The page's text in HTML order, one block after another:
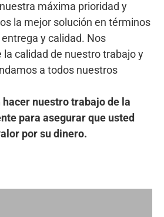
máxima prioridad y
la mejor solución en términos
y calidad. Nos
calidad de nuestro trabajo y
a todos nuestros
nuestro trabajo de la
para asegurar que usted
por su dinero.